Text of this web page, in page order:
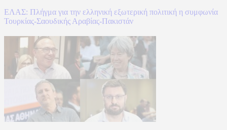
ΕΛΑΣ: Πλήγμα για την ελληνική εξωτερική πολιτική η συμφωνία
Τουρκίας-Σαουδικής Αραβίας-Πακιστάν